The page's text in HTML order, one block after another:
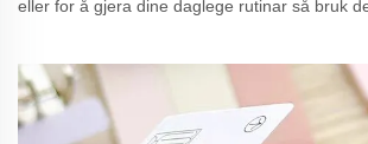
eller for å gjera dine daglege rutinar så bruk